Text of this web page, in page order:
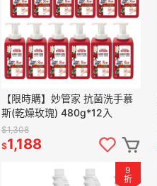
【限時購】妙管家 抗菌洗手慕
斯(乾燥玫瑰) 480g*12入
$1,308
$1,188
9
折